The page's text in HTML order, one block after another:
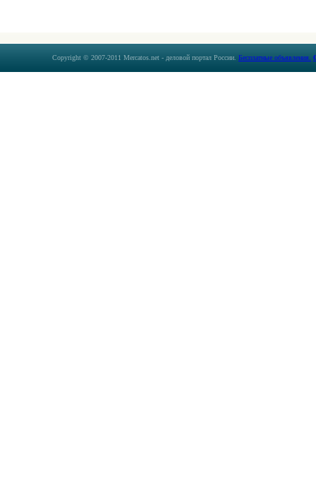
Copyright © 2007-2011 Mercatos.net - деловой портал России. Бесплатные объявления.